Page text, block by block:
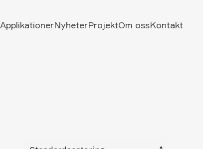
ApplikationerNyheterProjektOm ossKontakt